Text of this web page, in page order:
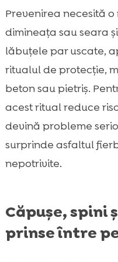
Prevenirea necesită
dimineața sau seara
lăbuțele par uscate,
ritualul de protecție,
beton sau pietriș.
acest ritual reduce
devină probleme
surprinde asfaltul
nepotrivite.
Căpușe, spini
prinse între